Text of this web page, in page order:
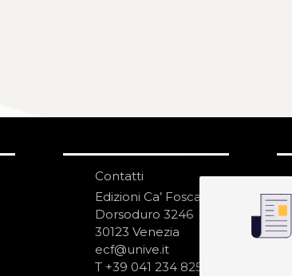
Contatti
Edizioni Ca’ Foscari
Dorsoduro 3246
30123 Venezia
ecf@unive.it
T +39 041 234 8250